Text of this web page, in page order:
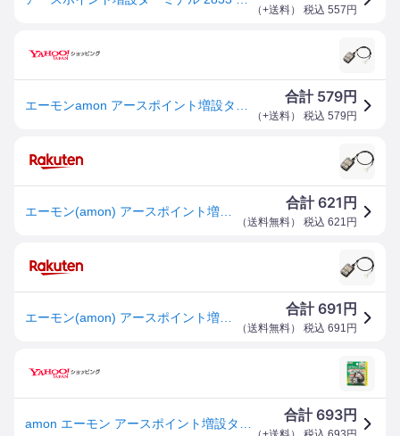
（+送料） 税込 557 円
合計 579円
（+送料） 税込 579 円
合計621 円
（送料無料） 税込 621 円
合計691 円
（送料無料） 税込 691 円
合計693円